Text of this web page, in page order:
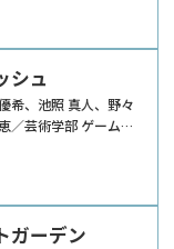
シュ
希、池照 真人、野々
／芸術学部 ゲーム学
ガーデン